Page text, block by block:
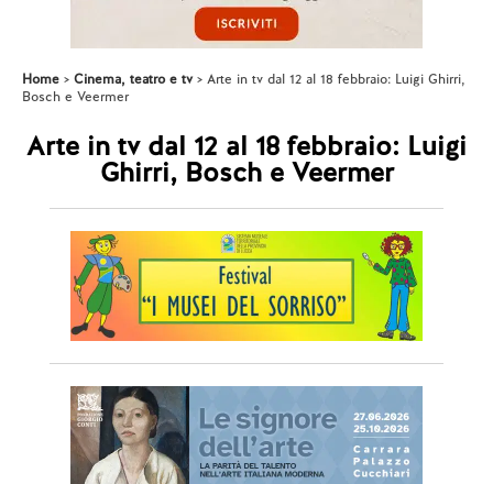
Home Cinema, teatro e tv
Arte in tv dal 12 al 18 febbraio: Luigi Ghirri,
Bosch e Veermer
Arte in tv dal 12 al 18 febbraio: Luigi
Ghirri, Bosch e Veermer